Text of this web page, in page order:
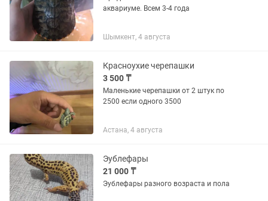
аквариуме. Всем 3-4 года
Шымкент, 4 августа
Красноухие черепашки
3 500 ₸
Маленькие черепашки от 2 штук по
2500 если одного 3500
Астана, 4 августа
Эублефары
21 000 ₸
Эублефары разного возраста и пола